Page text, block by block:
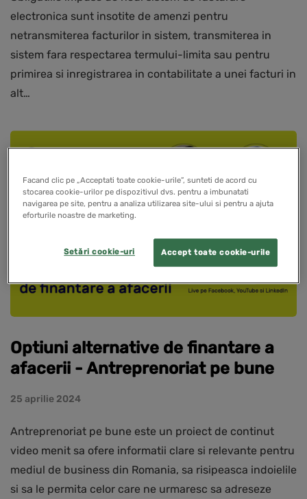
electronica sunt insotite de amenzi pentru
netransmiterea facturilor in sistem, transmiterea in
sistem fara respectarea termului-limita sau pentru
primirea si inregistrarea in contabilitate a unei facturi in
alt…
Optiuni alternative de finantare a
afacerii - Antreprenoriat pe bune
25 aprilie 2024
Antreprenoriat pe bune este un proiect de continut
video menit sa ofere informatii clare si relevante pentru
mediul de business din Romania, sa risipeasca indoielile
si sa le permita celor care ne urmaresc sa adreseze
Facand clic pe „Acceptati toate cookie-urile”, sunteti de acord cu
stocarea cookie-urilor pe dispozitivul dvs. pentru a imbunatati
navigarea pe site, pentru a analiza utilizarea site-ului si pentru a ajuta
eforturile noastre de marketing.
Accept toate cookie-urile
Setări cookie-uri